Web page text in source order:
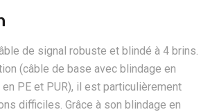
de signal robuste et blindé à 4 brins.
(câble de base avec blindage en
PE et PUR), il est particulièrement
difficiles. Grâce à son blindage en